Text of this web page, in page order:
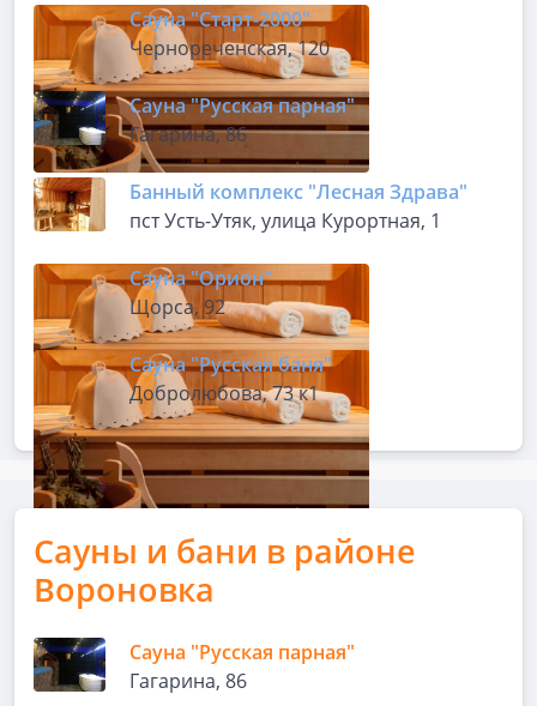
Сауна "Старт-2000"
Чернореченская, 120
Сауна "Русская парная"
Гагарина, 86
Банный комплекс "Лесная Здрава"
пст Усть-Утяк, улица Курортная, 1
Сауна "Орион"
Щорса, 92
Сауна "Русская баня"
Добролюбова, 73 к1
Сауны и бани в районе
Вороновка
Сауна "Русская парная"
Гагарина, 86